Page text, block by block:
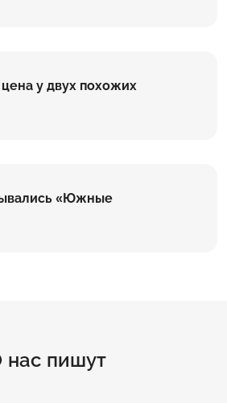
у двух похожих
«Южные
нас пишут